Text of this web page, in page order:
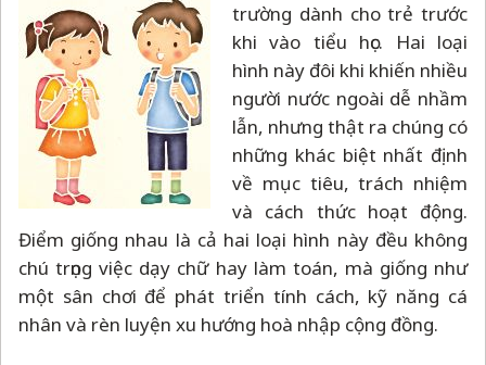
trường dành cho trẻ trước
khi vào tiểu học. Hai loại
hình này đôi khi khiến nhiều
người nước ngoài dễ nhầm
lẫn, nhưng thật ra chúng có
những khác biệt nhất định
về mục tiêu, trách nhiệm
và cách thức hoạt động.
Điểm giống nhau là cả hai loại hình này đều không
chú trọng việc dạy chữ hay làm toán, mà giống như
một sân chơi để phát triển tính cách, kỹ năng cá
nhân và rèn luyện xu hướng hoà nhập cộng đồng.